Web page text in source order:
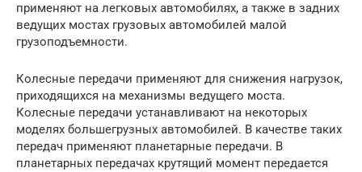
применяют на легковых автомобилях, а также в задних
ведущих мостах грузовых автомобилей малой
грузоподъемности.
Колесные передачи применяют для снижения нагрузок,
приходящихся на механизмы ведущего моста.
Колесные передачи устанавливают на некоторых
моделях большегрузных автомобилей. В качестве таких
передач применяют планетарные передачи. В
планетарных передачах крутящий момент передается